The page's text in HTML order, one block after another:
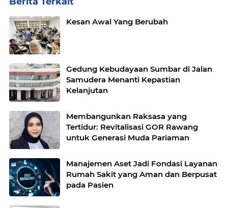
Kesan Awal Yang Berubah
Gedung Kebudayaan Sumbar di Jalan
Samudera Menanti Kepastian
Kelanjutan
Membangunkan Raksasa yang
Tertidur: Revitalisasi GOR Rawang
untuk Generasi Muda Pariaman
Manajemen Aset Jadi Fondasi Layanan
Rumah Sakit yang Aman dan Berpusat
pada Pasien